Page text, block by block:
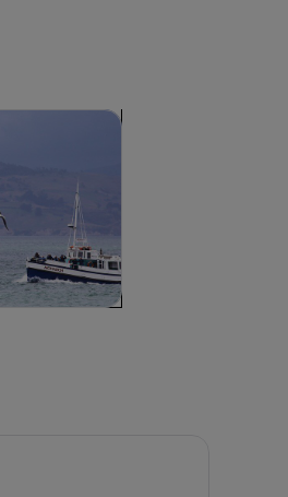
Öppnas i ny flik
och natur Öppnas i ny flik